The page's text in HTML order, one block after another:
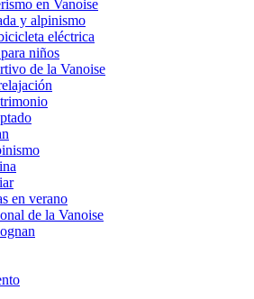
en Vanoise
y alpinismo
eléctrica
niños
de la Vanoise
en verano
de la Vanoise